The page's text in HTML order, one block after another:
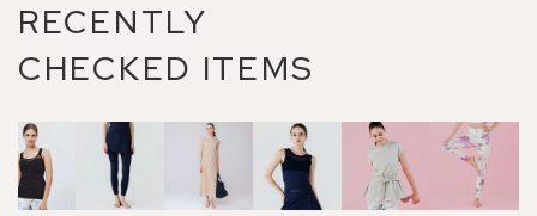
RECENTLY
CHECKED ITEMS